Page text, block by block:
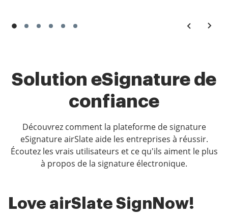
Solution eSignature de
confiance
Découvrez comment la plateforme de signature
eSignature airSlate aide les entreprises à réussir.
Écoutez les vrais utilisateurs et ce qu'ils aiment le plus
à propos de la signature électronique.
Love airSlate SignNow!
Best E Sign App
Very easy to use!